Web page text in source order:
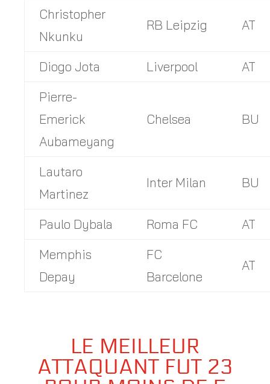
Christopher
Nkunku
RB Leipzig AT
Diogo Jota Liverpool
AT
Pierre-
Emerick
Aubameyang
Chelsea BU
Lautaro
Martinez
Inter Milan BU
Paulo Dybala Roma FC
AT
Memphis
Depay
FC
Barcelone
AT
LE MEILLEUR
ATTAQUANT FUT 23